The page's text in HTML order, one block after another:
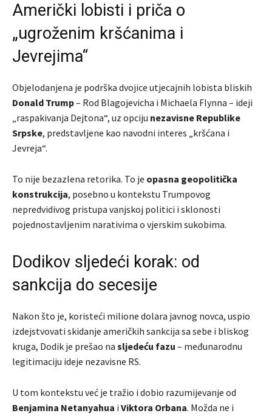
Američki lobisti i priča o
„ugroženim kršćanima i
Jevrejima“
Objelodanjena je podrška dvojice utjecajnih lobista bliskih
Donald Trump– Rod Blagojevicha i Michaela Flynna – ideji
„raspakivanja Dejtona“, uz opciju nezavisne Republike
Srpske, predstavljene kao navodni interes „kršćana i
Jevreja“.
To nije bezazlena retorika. To je opasna geopolitička
konstrukcija, posebno u kontekstu Trumpovog
nepredvidivog pristupa vanjskoj politici i sklonosti
pojednostavljenim narativima o vjerskim sukobima.
Dodikov sljedeći korak: od
sankcija do secesije
Nakon što je, koristeći milione dolara javnog novca, uspio
izdejstvovati skidanje američkih sankcija sa sebe i bliskog
kruga, Dodik je prešao na sljedeću fazu – međunarodnu
legitimaciju ideje nezavisne RS.
U tom kontekstu već je tražio i dobio razumijevanje od
Benjamina Netanyahua i Viktora Orbana. Možda ne i